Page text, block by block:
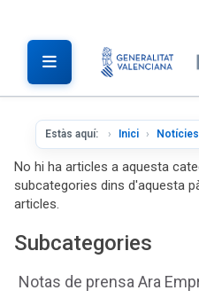
Estàs aquí: Inici Notícies
No hi ha articles a aquesta
subcategories dins d'aquesta
articles.
Subcategories
Notas de prensa Ara